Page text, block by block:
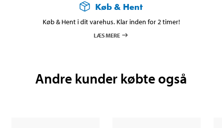
Køb & Hent
Køb & Hent i dit varehus. Klar inden for 2 timer!
LÆS MERE
Andre kunder købte også